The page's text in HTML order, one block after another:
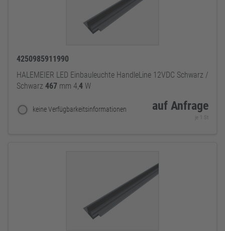
4250985911990
HALEMEIER LED Einbauleuchte HandleLine 12VDC Schwarz /
Schwarz 467 mm 4,4 W
keine Verfügbarkeitsinformationen auf Anfrage
je 1 St